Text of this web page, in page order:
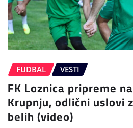
FUDBAL VESTI
FK Loznica pripreme
Krupnju, odlični uslovi
belih (video)